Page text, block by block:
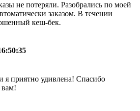
не потеряли. Разобрались по моей
заказом. В течении
кеш-бек.
я приятно удивлена! Спасибо
вам!